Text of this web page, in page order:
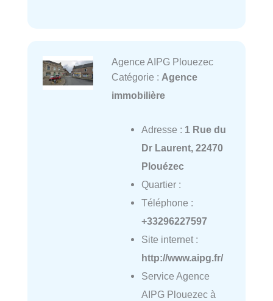
Agence AIPG Plouezec
Catégorie : Agence
immobilière
Adresse : 1 Rue du
Dr Laurent, 22470
Plouézec
Quartier :
Téléphone :
+33296227597
Site internet :
http://www.aipg.fr/
Service Agence
AIPG Plouezec à